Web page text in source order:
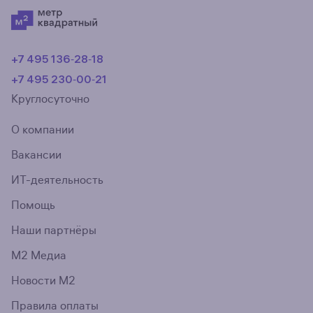
+7 495 136‑28‑18
+7 495 230‑00‑21
Круглосуточно
О компании
Вакансии
ИТ-деятельность
Помощь
Наши партнёры
М2 Медиа
Новости М2
Правила оплаты